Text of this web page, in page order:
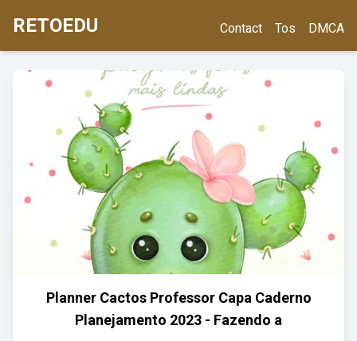
RETOEDU Contact Tos DMCA
Planner Cactos Professor Capa Caderno
Planejamento 2023 - Fazendo a